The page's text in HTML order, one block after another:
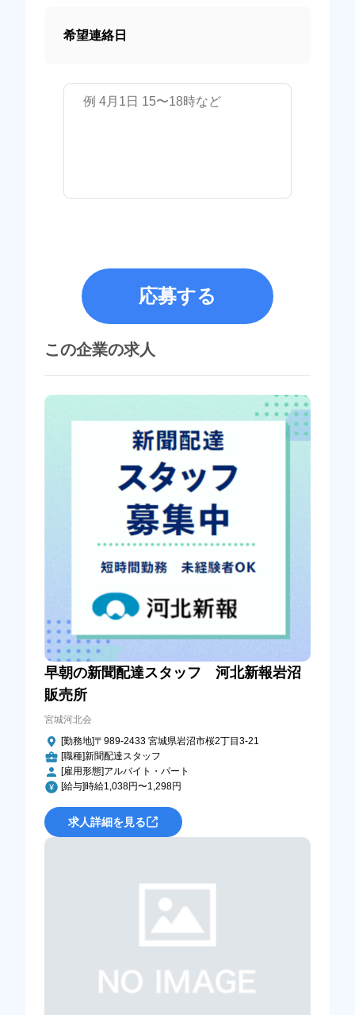
希望連絡日
応募する
この企業の求人
早朝の新聞配達スタッフ 河北新報岩沼
販売所
宮城河北会
[勤務地]〒989-2433 宮城県岩沼市桜2丁目3-21
[職種]新聞配達スタッフ
[雇用形態]アルバイト・パート
[給与]時給1,038円〜1,298円
求人詳細を見る